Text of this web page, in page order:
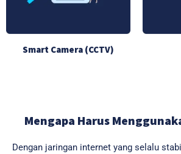
Smart Camera (CCTV)
Mengapa Harus
Dengan jaringan internet yang selalu